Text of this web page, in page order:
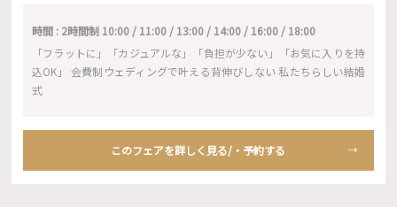
時間 : 2時間制 10:00 / 11:00 / 13:00 / 14:00 / 16:00 / 18:00
「フラットに」「カジュアルな」「負担が少ない」「お気に入りを持
込OK」 会費制ウェディングで叶える背伸びしない 私たちらしい結婚
式
このフェアを詳しく見る/・予約する